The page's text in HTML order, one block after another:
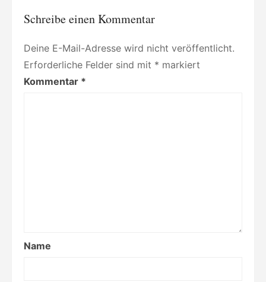
Schreibe einen Kommentar
Deine E-Mail-Adresse wird nicht veröffentlicht.
Erforderliche Felder sind mit * markiert
Kommentar *
Name